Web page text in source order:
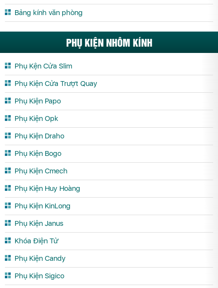
Bảng kính văn phòng
PHỤ KIỆN NHÔM KÍNH
Phụ Kện Cửa Slim
Phụ Kiện Cửa Trượt Quay
Phụ Kiện Papo
Phụ Kiện Opk
Phụ Kiện Draho
Phụ Kiện Bogo
Phụ Kiện Cmech
Phụ Kiện Huy Hoàng
Phụ Kiện KinLong
Phụ Kiện Janus
Khóa Điện Tử
Phụ Kiện Candy
Phụ Kiện Sigico